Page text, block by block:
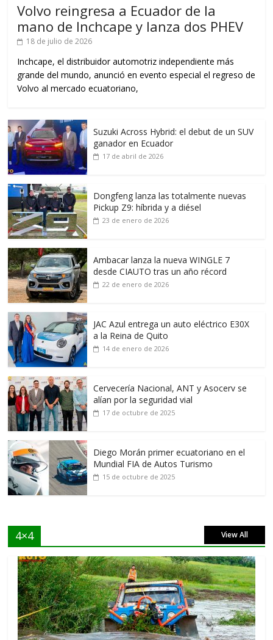
Volvo reingresa a Ecuador de la
mano de Inchcape y lanza dos PHEV
18 de julio de 2026
Inchcape, el distribuidor automotriz independiente más
grande del mundo, anunció en evento especial el regreso de
Volvo al mercado ecuatoriano,
Suzuki Across Hybrid: el debut de un SUV
ganador en Ecuador
17 de abril de 2026
Dongfeng lanza las totalmente nuevas
Pickup Z9: híbrida y a diésel
23 de enero de 2026
Ambacar lanza la nueva WINGLE 7
desde CIAUTO tras un año récord
22 de enero de 2026
JAC Azul entrega un auto eléctrico E30X
a la Reina de Quito
14 de enero de 2026
Cervecería Nacional, ANT y Asocerv se
alían por la seguridad vial
17 de octubre de 2025
Diego Morán primer ecuatoriano en el
Mundial FIA de Autos Turismo
15 de octubre de 2025
4×4 View All